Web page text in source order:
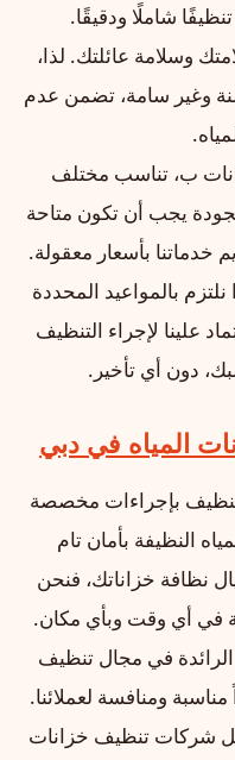
شاملًا ودقيقًا.
وسلامة عائلتك. لذا،
وغير سامة، تضمن عدم
ب، تناسب مختلف
يجب أن تكون متاحة
خدماتنا بأسعار معقولة.
بالمواعيد المحددة
علينا لإجراء التنظيف
دون أي تأخير.
المياه في دبي
بإجراءات مخصصة
النظيفة بأمان تام
نظافة خزاناتك، فنحن
في أي وقت وبأي مكان.
في مجال تنظيف
ومنافسة لعملائنا.
شركات تنظيف خزانات